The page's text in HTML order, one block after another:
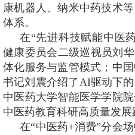
康机器人、纳米中药技术
体系。
在“先进科技赋能中医
健康委员会二级巡视员刘
体化服务与监管模式；中
书记刘震介绍了AI驱动下
中医药大学智能医学学院
中医药教育科研高质量发展
在“中医药+消费”分会